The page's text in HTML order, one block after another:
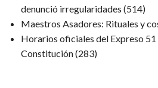
denunció irregularidades (514)
Maestros Asadores: Rituales y
Horarios oficiales del Expreso 51
Constitución(283)